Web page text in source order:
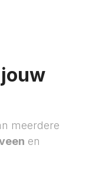
meerdere
en